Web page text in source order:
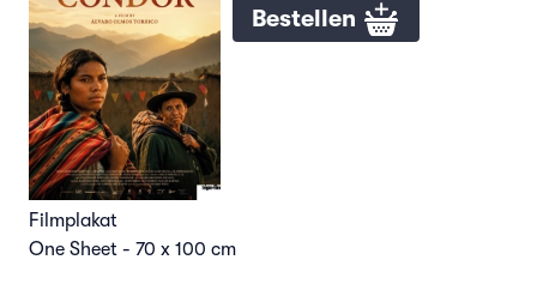
Bestellen
Filmplakat
One Sheet - 70 x 100 cm